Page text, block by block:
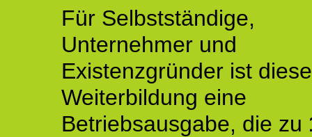
Für Selbstständige,
Unternehmer und
Existenzgründer ist diese
Weiterbildung eine
Betriebsausgabe, die zu